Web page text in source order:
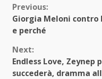
Continue
Reading
Previous:
Giorgia Meloni contro
e perché
Next:
Endless Love, Zeynep
succederà, dramma